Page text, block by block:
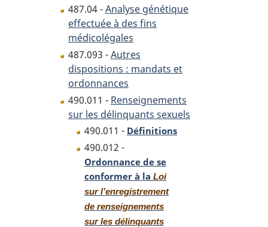
487.04 -Analyse génétique
effectuée à des fins
médicolégales
487.093 -Autres
dispositions : mandats et
ordonnances
490.011 - Renseignements
sur les délinquants sexuels
490.011 - Définitions
490.012 -
Ordonnance de se
conformer à la Loi
sur l’enregistrement
de renseignements
sur les délinquants